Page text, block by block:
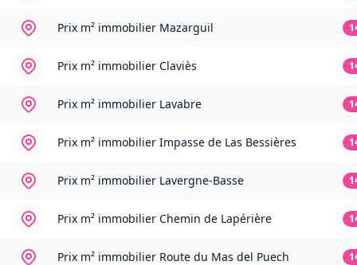
Prix m² immobilier Mazarguil
Prix m² immobilier Claviès
Prix m² immobilier Lavabre
Prix m² immobilier Impasse de Las Bessières
Prix m² immobilier Lavergne-Basse
Prix m² immobilier Chemin de Lapérière
Prix m² immobilier Route du Mas del Puech